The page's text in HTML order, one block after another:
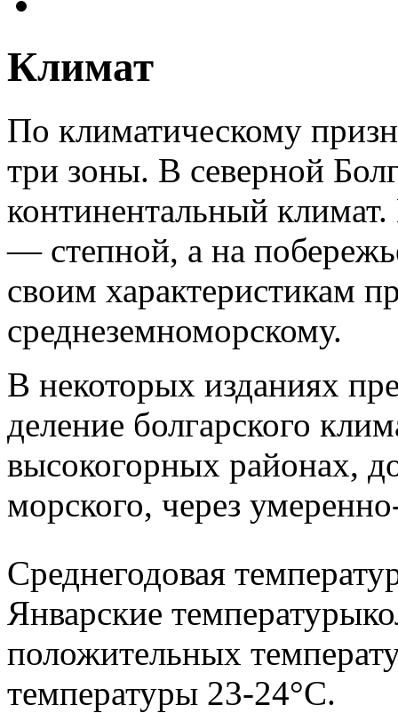
Климат
По климатическому
три зоны. В северной
континентальный
— степной, а на
своим характеристикам
среднеземноморскому.
В некоторых изданиях
деление болгарского
высокогорных районах,
морского, через
Среднегодовая
Январские
положительных
температуры 23-24°С.